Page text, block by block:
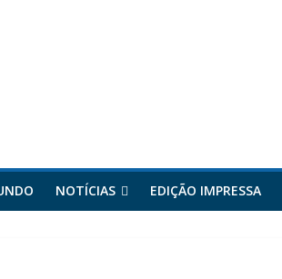
NOTÍCIAS EDIÇÃO IMPRESSA